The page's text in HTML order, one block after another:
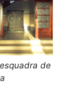
de